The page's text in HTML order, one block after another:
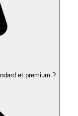
et premium ?